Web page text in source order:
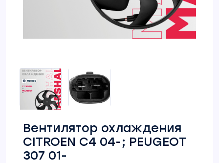
Вентилятор охлаждения
CITROEN C4 04-; PEUGEOT
307 01-